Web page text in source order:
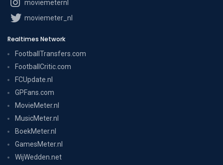
moviemeternl
moviemeter_nl
Realtimes Network
FootballTransfers.com
FootballCritic.com
FCUpdate.nl
GPFans.com
MovieMeter.nl
MusicMeter.nl
BoekMeter.nl
GamesMeter.nl
WijWedden.net